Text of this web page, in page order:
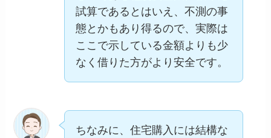
試算であるとはいえ、不測の事
態とかもあり得るので、実際は
ここで示している金額よりも少
なく借りた方がより安全です。
ちなみに、住宅購入には結構な